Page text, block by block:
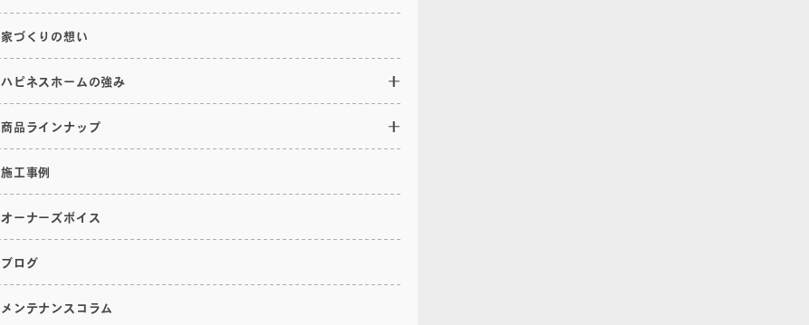
家づくりの想い
ハピネスホームの強み
商品ラインナップ
施工事例
オーナーズボイス
ブログ
メンテナンスコラム